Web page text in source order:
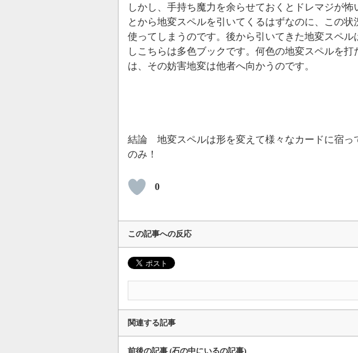
しかし、手持ち魔力を余らせておくとドレマジが
とから地変スペルを引いてくるはずなのに、この
使ってしまうのです。後から引いてきた地変スペ
しこちらは多色ブックです。何色の地変スペルを
は、その妨害地変は他者へ向かうのです。
結論 地変スペルは形を変えて様々なカードに宿っ
のみ！
0
この記事への反応
関連する記事
前後の記事 (石の中にいるの記事)